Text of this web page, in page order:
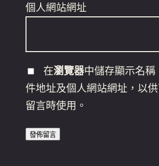
個人網站網址
在瀏覽器中儲存顯示名稱
件地址及個人網站網址，以
留言時使用。